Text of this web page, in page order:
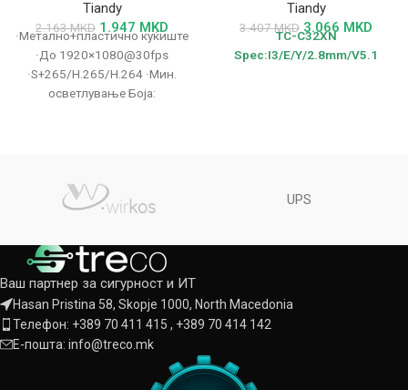
Tiandy
2.163MKD 1.947 MKD
·Метално+пластично куќиште
·До 1920×1080@30fps
·S+265/H.265/H.264 ·Мин.
осветлување Боја:
Tiandy
3.407MKD 3.066 MKD
TC-C32XN
Spec:I3/E/Y/2.8mm/V5.1
UPS
Ваш партнер за сигурност и ИТ
Hasan Pristina 58, Skopje 1000, North Macedonia
Телефон: +389 70 411 415 , +389 70 414 142
Е-пошта: info@treco.mk